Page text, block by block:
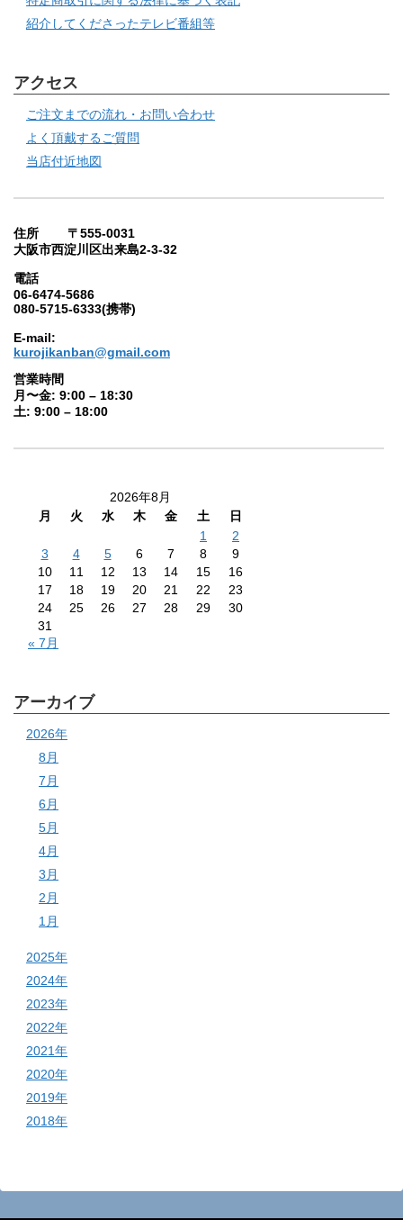
紹介してくださったテレビ番組等
アクセス
ご注文までの流れ・お問い合わせ
よく頂戴するご質問
当店付近地図
住所 〒555-0031
大阪市西淀川区出来島2-3-32
電話
06-6474-5686
080-5715-6333(携帯)
E-mail:
kurojikanban@gmail.com
営業時間
月〜金: 9:00 – 18:30
土: 9:00 – 18:00
2026年8月
月
火 水 木 金 土
日
1
2
3
4 5 6 7 8
9
10
11 12 13 14 15
16
17
18 19 20 21 22
23
24
25 26 27 28 29
30
31
« 7月
アーカイブ
2026年
8月
7月
6月
5月
4月
3月
2月
1月
2025年
2024年
2023年
2022年
2021年
2020年
2019年
2018年